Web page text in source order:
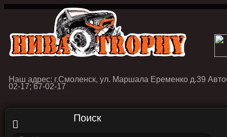
Наш адрес: г.Смоленск, ул. Маршала Еременко д.39
02-17; 67-02-17
Поиск